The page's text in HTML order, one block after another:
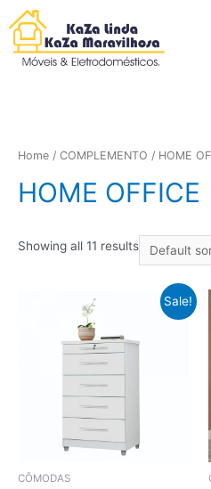
Home / COMPLEMENTO / HOME
HOME OFFICE
Showing all 11 results
Sale!
CÔMODAS